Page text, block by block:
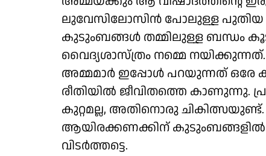
ലുവേസിലോസിന്‍ പോലുള്ള പുതിയ
കുടുംബങ്ങള്‍ തമ്മിലുള്ള ബന്ധം
വൈദ്യശാസ്ത്രം നമ്മെ നയിക്കുന്നത്.
അമ്മമാര്‍ ഇപ്പോള്‍ പറയുന്നത് ഒരേ
രീതിയില്‍ ജീവിതത്തെ കാണുന്നു.
കുറ്റമല്ല, അതിനൊരു
ആയിരക്കണക്കിന്
വിടര്‍ത്തട്ടെ.